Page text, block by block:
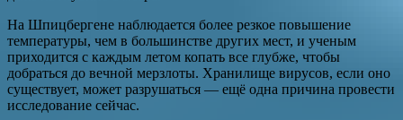
На Шпицбергене наблюдается более резкое повышение
температуры, чем в большинстве других мест, и ученым
приходится с каждым летом копать все глубже, чтобы
добраться до вечной мерзлоты. Хранилище вирусов, если оно
существует, может разрушаться — ещё одна причина провести
исследование сейчас.